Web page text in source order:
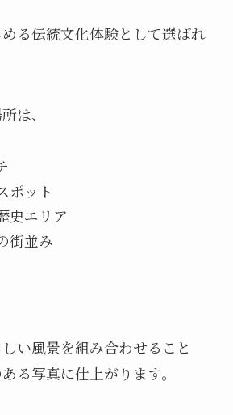
る伝統文化体験として選ばれ
は、
ポット
史エリア
街並み
い風景を組み合わせること
る写真に仕上がります。